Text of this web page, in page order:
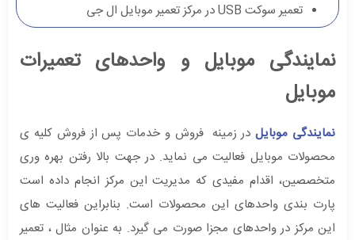
تعمیر سوکت USB در مرکز تعمیر موبایل ال جی
نمایندگی موبایل و واحدهای تعمیرات
موبایل
نمایندگی موبایلدر زمینه فروش و خدمات پس از فروش کلیه ی
محصولات موبایل فعالیت می نماید. در جهت بالا رفتن بهره وری
متخصصین، اقدام مفیدی که مدیریت این مرکز انجام داده است
پارت بندی واحدهای این محصولات است. بنابراین فعالیت های
این مرکز در واحدهای مجزا صورت می گیرد. به عنوان مثال ، تعمیر